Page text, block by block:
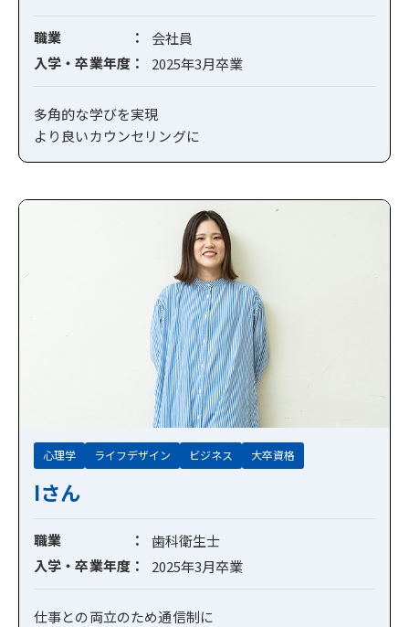
職業
会社員
入学・卒業年度
2025年3月卒業
多角的な学びを実現
より良いカウンセリングに
心理学 ライフデザイン ビジネス 大卒資格
Iさん
職業
歯科衛生士
入学・卒業年度
2025年3月卒業
仕事との両立のため通信制に